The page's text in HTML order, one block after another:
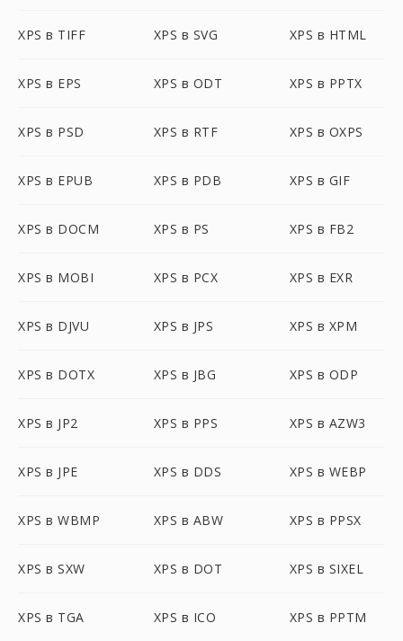
XPS в TIFF XPS в SVG XPS в HTML
XPS в EPS XPS в ODT XPS в PPTX
XPS в PSD XPS в RTF XPS в OXPS
XPS в EPUB XPS в PDB XPS в GIF
XPS в DOCM XPS в PS XPS в FB2
XPS в MOBI XPS в PCX XPS в EXR
XPS в DJVU XPS в JPS XPS в XPM
XPS в DOTX XPS в JBG XPS в ODP
XPS в JP2 XPS в PPS XPS в AZW3
XPS в JPE XPS в DDS XPS в WEBP
XPS в WBMP XPS в ABW XPS в PPSX
XPS в SXW XPS в DOT XPS в SIXEL
XPS в TGA XPS в ICO XPS в PPTM